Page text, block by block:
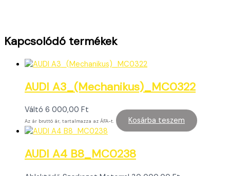
Kapcsolódó termékek
AUDI A3_(Mechanikus)_MC0322
Váltó 6 000,00 Ft
Az ár bruttó ár, tartalmazza az ÁFA-t. Kosárba teszem
AUDI A4 B8_MC0238